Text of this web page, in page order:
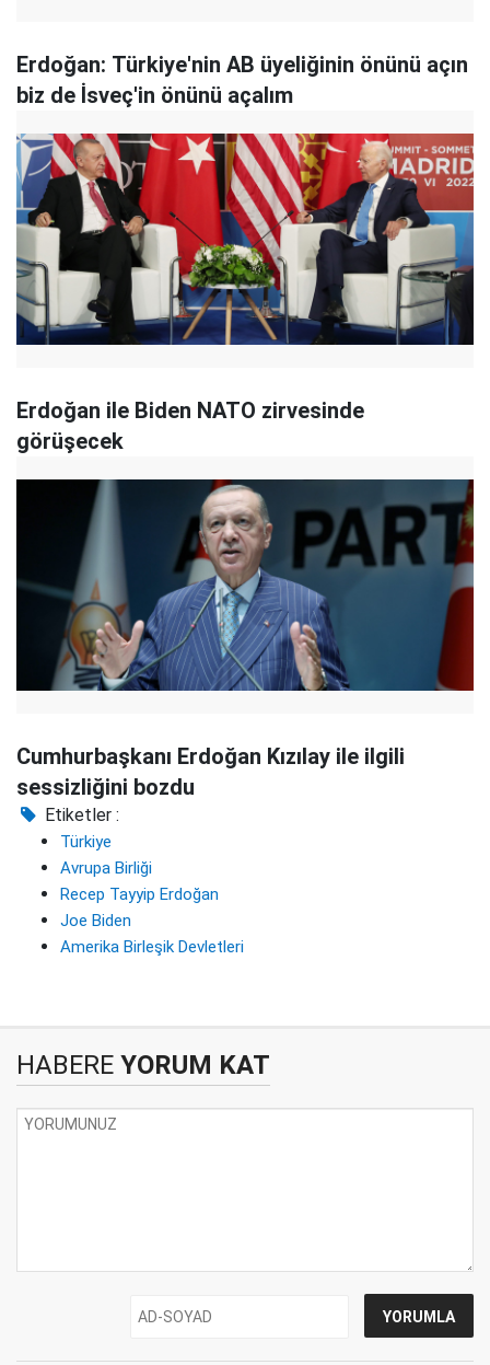
Erdoğan: Türkiye'nin AB üyeliğinin önünü açın
biz de İsveç'in önünü açalım
Erdoğan ile Biden NATO zirvesinde
görüşecek
Cumhurbaşkanı Erdoğan Kızılay ile ilgili
sessizliğini bozdu
Etiketler :
Türkiye
Avrupa Birliği
Recep Tayyip Erdoğan
Joe Biden
Amerika Birleşik Devletleri
HABERE YORUM KAT